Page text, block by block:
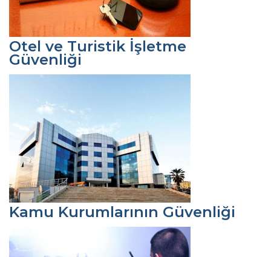
Otel ve Turistik İşletme
Güvenliği
Kamu Kurumlarının Güvenliği